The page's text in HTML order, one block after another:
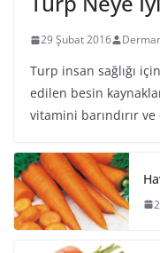
29 Şubat 2016
Turp insan sağlığı
edilen besin
vitamini barındırır